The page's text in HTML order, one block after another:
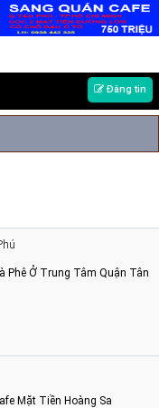
Đăng tin
Phê Ở Trung Tâm Quận Tân
Mặt Tiền Hoàng Sa